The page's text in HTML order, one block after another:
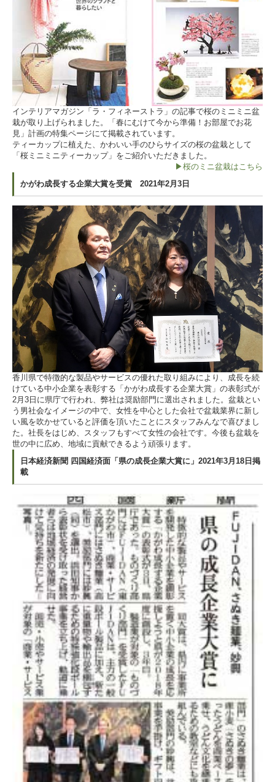
インテリアマガジン「ラ・フィネーストラ」の記事で桜のミニミニ盆
栽が取り上げられました。「春にむけて今から準備！お部屋でお花
見」計画の特集ページにて掲載されています。
ティーカップに植えた、かわいい手のひらサイズの桜の盆栽として
「桜ミニミニティーカップ」をご紹介いただきました。
▶桜のミニ盆栽はこちら
かがわ成長する企業大賞を受賞 2021年2月3日
香川県で特徴的な製品やサービスの優れた取り組みにより、成長を続
けている中小企業を表彰する「かがわ成長する企業大賞」の表彰式が
2月3日に県庁で行われ、弊社は奨励部門に選出されました。盆栽とい
う男社会なイメージの中で、女性を中心とした会社で盆栽業界に新し
い風を吹かせていると評価を頂いたことにスタッフみんなで喜びまし
た。社長をはじめ、スタッフもすべて女性の会社です。今後も盆栽を
世の中に広め、地域に貢献できるよう頑張ります。
日本経済新聞 四国経済面「県の成長企業大賞に」2021年3月18日掲
載